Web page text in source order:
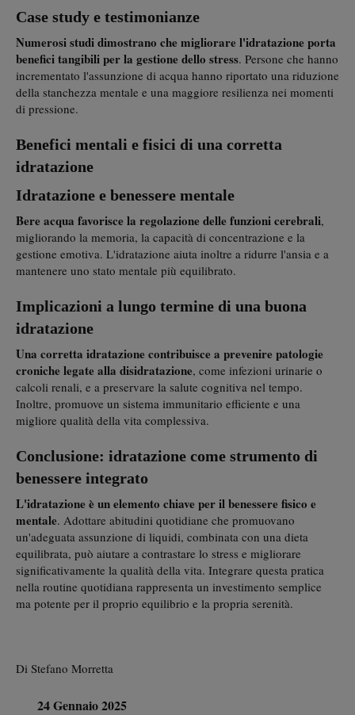
Case study e testimonianze
Numerosi studi dimostrano che migliorare l'idratazione porta
benefici tangibili per la gestione dello stress. Persone che hanno
incrementato l'assunzione di acqua hanno riportato una riduzione
della stanchezza mentale e una maggiore resilienza nei momenti
di pressione.
Benefici mentali e fisici di una corretta
idratazione
Idratazione e benessere mentale
Bere acqua favorisce la regolazione delle funzioni cerebrali,
migliorando la memoria, la capacità di concentrazione e la
gestione emotiva. L'idratazione aiuta inoltre a ridurre l'ansia e a
mantenere uno stato mentale più equilibrato.
Implicazioni a lungo termine di una buona
idratazione
Una corretta idratazione contribuisce a prevenire patologie
croniche legate alla disidratazione, come infezioni urinarie o
calcoli renali, e a preservare la salute cognitiva nel tempo.
Inoltre, promuove un sistema immunitario efficiente e una
migliore qualità della vita complessiva.
Conclusione: idratazione come strumento di
benessere integrato
L'idratazione è un elemento chiave per il benessere fisico e
mentale. Adottare abitudini quotidiane che promuovano
un'adeguata assunzione di liquidi, combinata con una dieta
equilibrata, può aiutare a contrastare lo stress e migliorare
significativamente la qualità della vita. Integrare questa pratica
nella routine quotidiana rappresenta un investimento semplice
ma potente per il proprio equilibrio e la propria serenità.
Di Stefano Morretta
24 Gennaio 2025